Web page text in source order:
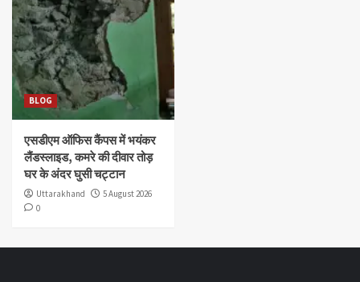
BLOG
एसडीएम ऑफिस कैंपस में भयंकर
लैंडस्लाइड, कमरे की दीवार तोड़
घर के अंदर घुसी चट्टान
Uttarakhand
5 August 2026
0